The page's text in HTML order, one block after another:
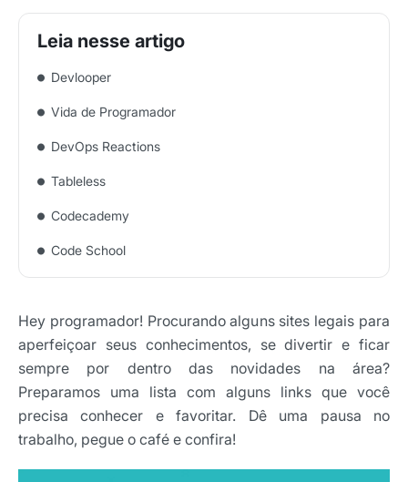
Devlooper
Vida de Programador
DevOps Reactions
Tableless
Codecademy
Code School
Hey programador! Procurando alguns sites legais para
aperfeiçoar seus conhecimentos, se divertir e ficar
sempre por dentro das novidades na área?
Preparamos uma lista com alguns links que você
precisa conhecer e favoritar. Dê uma pausa no
trabalho, pegue o café e confira!